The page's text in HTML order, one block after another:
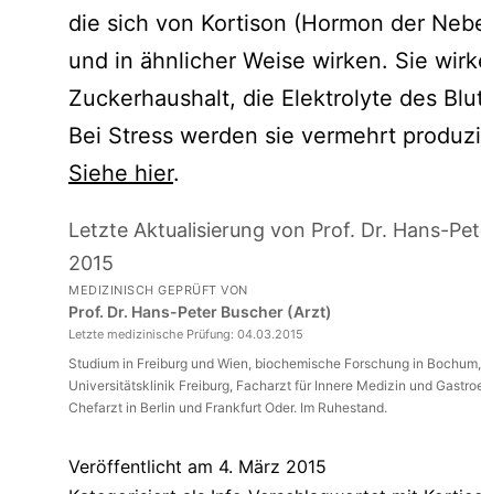
die sich von Kortison (Hormon der
und in ähnlicher Weise wirken. Sie
Zuckerhaushalt, die Elektrolyte des
Bei Stress werden sie vermehrt
Siehe hier.
Letzte Aktualisierung von Prof. Dr. Hans-
2015
MEDIZINISCH GEPRÜFT VON
Prof. Dr. Hans-Peter Buscher (Arzt)
Letzte medizinische Prüfung: 04.03.2015
Studium in Freiburg und Wien, biochemische Forschung in
Universitätsklinik Freiburg, Facharzt für Innere Medizin und
Chefarzt in Berlin und Frankfurt Oder. Im Ruhestand.
Veröffentlicht am 4. März 2015